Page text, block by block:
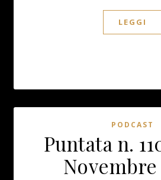
LEGGI
PODCAST
Puntata n.
Novembre